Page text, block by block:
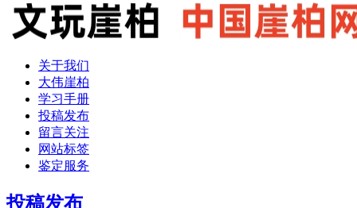
关于我们
大伟崖柏
学习手册
投稿发布
留言关注
网站标签
鉴定服务
投稿发布